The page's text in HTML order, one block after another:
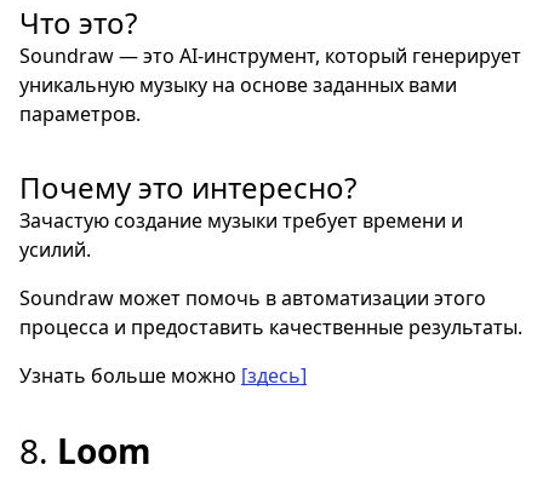
Что это?
Soundraw — это AI-инструмент, который генерирует
уникальную музыку на основе заданных вами
параметров.
Почему это интересно?
Зачастую создание музыки требует времени и
усилий.
Soundraw может помочь в автоматизации этого
процесса и предоставить качественные результаты.
Узнать больше можно [здесь]
8. Loom